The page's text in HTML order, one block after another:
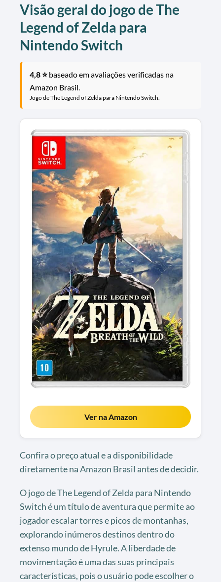
Visão geral do jogo de The
Legend of Zelda para
Nintendo Switch
4,8 ⭐baseado em avaliações verificadas na
Amazon Brasil.
Jogo de The Legend of Zelda para Nintendo Switch.
Ver na Amazon
Confira o preço atual e a disponibilidade
diretamente na Amazon Brasil antes de decidir.
O jogo de The Legend of Zelda para Nintendo
Switch é um título de aventura que permite ao
jogador escalar torres e picos de montanhas,
explorando inúmeros destinos dentro do
extenso mundo de Hyrule. A liberdade de
movimentação é uma das suas principais
características, pois o usuário pode escolher o